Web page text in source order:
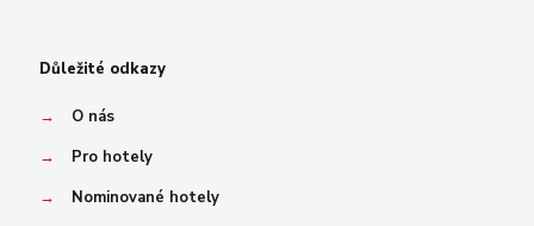
Důležité odkazy
→
O nás
→
Pro hotely
→
Nominované hotely